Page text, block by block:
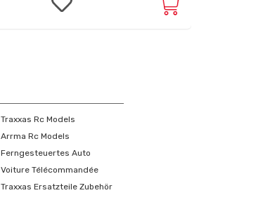
Traxxas Rc Models
Arrma Rc Models
Ferngesteuertes Auto
Voiture Télécommandée
Traxxas Ersatzteile Zubehör